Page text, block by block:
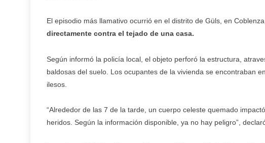
El episodio más llamativo ocurrió en el distrito de Güls, en
directamente contra el tejado de una casa.
Según informó la policía local, el objeto perforó la estructura,
baldosas del suelo. Los ocupantes de la vivienda se encontraban
ilesos.
“Alrededor de las 7 de la tarde, un cuerpo celeste quemado
heridos. Según la información disponible, ya no hay peligro”,